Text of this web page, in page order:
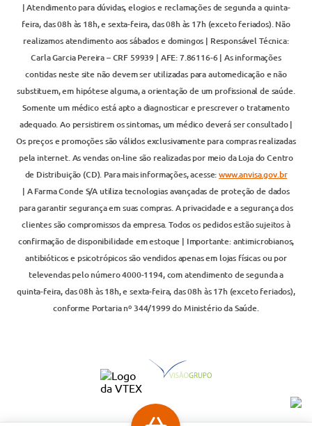
| Atendimento para dúvidas, elogios e reclamações de segunda a quinta-
feira, das 08h às 18h, e sexta-feira, das 08h às 17h (exceto feriados). Não
realizamos atendimento aos sábados e domingos | Responsável Técnica:
Carla Garcia Pereira – CRF 59939 | AFE: 7.86116-6 | As informações
contidas neste site não devem ser utilizadas para automedicação e não
substituem, em hipótese alguma, a orientação de um profissional de saúde.
Somente um médico está apto a diagnosticar e prescrever o tratamento
adequado. Ao persistirem os sintomas, um médico deverá ser consultado |
Os preços e promoções são válidos exclusivamente para compras realizadas
pela internet. As vendas on-line são realizadas por meio da Loja do Centro
de Distribuição (CD). Para mais informações, acesse:www.anvisa.gov.br
| A Farma Conde S/A utiliza tecnologias avançadas de proteção de dados
para garantir segurança em suas compras. A privacidade e a segurança dos
clientes são compromissos da empresa. Todos os pedidos estão sujeitos à
confirmação de disponibilidade em estoque | Importante: antimicrobianos,
antibióticos e psicotrópicos são vendidos apenas em lojas físicas ou por
televendas pelo número 4000-1194, com atendimento de segunda a
quinta-feira, das 08h às 18h, e sexta-feira, das 08h às 17h (exceto feriados),
conforme Portaria nº 344/1999 do Ministério da Saúde.